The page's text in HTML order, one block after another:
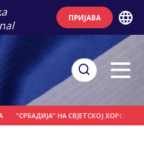
ПРИЈАВА
"СРБАДИЈА" НА СВЈЕТСКОЈ ХОРСКОЈ